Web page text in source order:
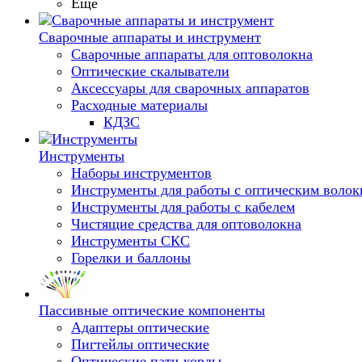
Еще
Сварочные аппараты и инструмент
Сварочные аппараты для оптоволокна
Оптические скалыватели
Аксессуары для сварочных аппаратов
Расходные материалы
КДЗС
Инструменты
Наборы инструментов
Инструменты для работы с оптическим
Инструменты для работы с кабелем
Чистящие средства для оптоволокна
Инструменты СКС
Горелки и баллоны
Пассивные оптические компоненты
Адаптеры оптические
Пигтейлы оптические